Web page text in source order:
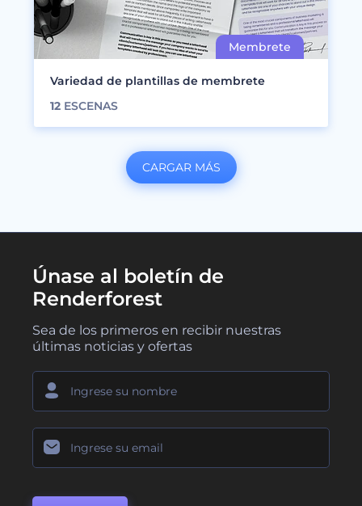
Variedad de plantillas de membrete
12 ESCENAS
CARGAR MÁS
Únase al boletín de
Renderforest
Sea de los primeros en recibir nuestras
últimas noticias y ofertas